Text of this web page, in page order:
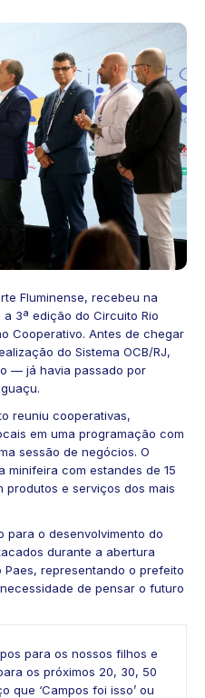
Fluminense, recebeu na
3ª edição do Circuito Rio
Cooperativo. Antes de chegar
do Sistema OCB/RJ,
— já havia passado por
reuniu cooperativas,
em uma programação com
sessão de negócios. O
minifeira com estandes de 15
produtos e serviços dos mais
para o desenvolvimento do
durante a abertura
representando o prefeito
de pensar o futuro
para os nossos filhos e
os próximos 20, 30, 50
que ‘Campos foi isso’ ou